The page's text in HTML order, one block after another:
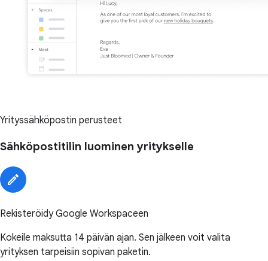
Yrityssähköpostin perusteet
Sähköpostitilin luominen yritykselle
Rekisteröidy Google Workspaceen
Kokeile maksutta 14 päivän ajan. Sen jälkeen voit valita
yrityksen tarpeisiin sopivan paketin.